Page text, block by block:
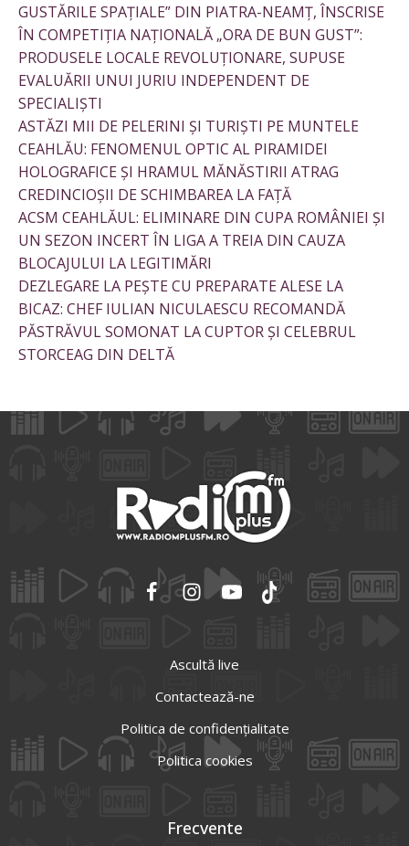
GUSTĂRILE SPAȚIALE” DIN PIATRA-NEAMȚ, ÎNSCRISE
ÎN COMPETIȚIA NAȚIONALĂ „ORA DE BUN GUST”:
PRODUSELE LOCALE REVOLUȚIONARE, SUPUSE
EVALUĂRII UNUI JURIU INDEPENDENT DE
SPECIALIȘTI
ASTĂZI MII DE PELERINI ȘI TURIȘTI PE MUNTELE
CEAHLĂU: FENOMENUL OPTIC AL PIRAMIDEI
HOLOGRAFICE ȘI HRAMUL MĂNĂSTIRII ATRAG
CREDINCIOȘII DE SCHIMBAREA LA FAȚĂ
ACSM CEAHLĂUL: ELIMINARE DIN CUPA ROMÂNIEI ȘI
UN SEZON INCERT ÎN LIGA A TREIA DIN CAUZA
BLOCAJULUI LA LEGITIMĂRI
DEZLEGARE LA PEȘTE CU PREPARATE ALESE LA
BICAZ: CHEF IULIAN NICULAESCU RECOMANDĂ
PĂSTRĂVUL SOMONAT LA CUPTOR ȘI CELEBRUL
STORCEAG DIN DELTĂ
Ascultă live
Contactează-ne
Politica de confidențialitate
Politica cookies
Frecvente